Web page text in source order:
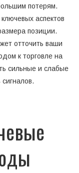
потерям.
аспектов
позиции.
отточить ваши
к торговле на
сильные и слабые
сигналов.